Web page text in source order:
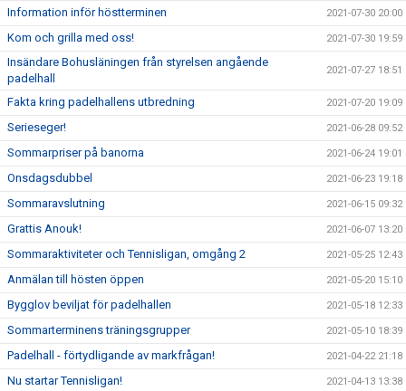
Information inför höstterminen 2021-07-30 20:00
Kom och grilla med oss! 2021-07-30 19:59
Insändare Bohusläningen från styrelsen angående
padelhall
2021-07-27 18:51
Fakta kring padelhallens utbredning 2021-07-20 19:09
Serieseger! 2021-06-28 09:52
Sommarpriser på banorna 2021-06-24 19:01
Onsdagsdubbel 2021-06-23 19:18
Sommaravslutning 2021-06-15 09:32
Grattis Anouk! 2021-06-07 13:20
Sommaraktiviteter och Tennisligan, omgång 2 2021-05-25 12:43
Anmälan till hösten öppen 2021-05-20 15:10
Bygglov beviljat för padelhallen 2021-05-18 12:33
Sommarterminens träningsgrupper 2021-05-10 18:39
Padelhall - förtydligande av markfrågan! 2021-04-22 21:18
Nu startar Tennisligan! 2021-04-13 13:38